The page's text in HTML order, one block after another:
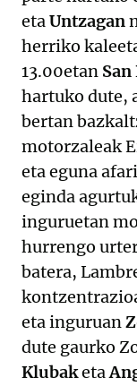
etaUntzagan
herriko
13.00etan
hartuko dute,
bertan
motorzaleak
eta eguna
eginda
inguruetan
hurrengo
batera,
eta inguruan
dute gaurko
Klubaketa